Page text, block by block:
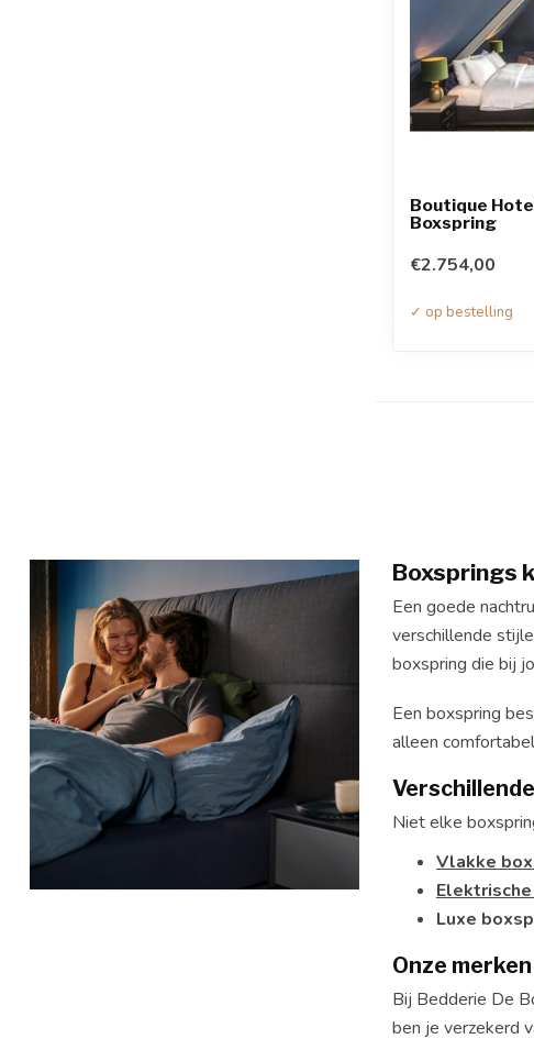
Boutique
Boxspring
€2.754,00
✓ op bestelling
Boxsprings
Een goede
verschillende
boxspring die bij
Een boxspring
alleen
Niet elke
Vlakke
Luxe
Onze merken
Bij Bedderie De
ben je verzekerd